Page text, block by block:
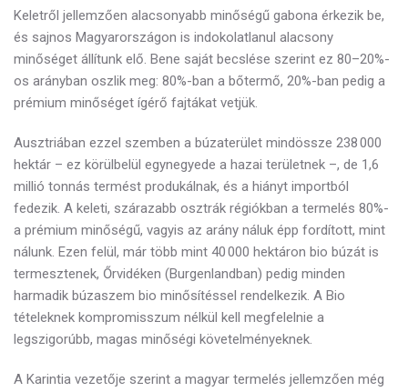
Keletről jellemzően alacsonyabb minőségű gabona érkezik be,
és sajnos Magyarországon is indokolatlanul alacsony
minőséget állítunk elő. Bene saját becslése szerint ez 80–20%-
os arányban oszlik meg: 80%-ban a bőtermő, 20%-ban pedig a
prémium minőséget ígérő fajtákat vetjük.
Ausztriában ezzel szemben a búzaterület mindössze 238 000
hektár – ez körülbelül egynegyede a hazai területnek –, de 1,6
millió tonnás termést produkálnak, és a hiányt importból
fedezik. A keleti, szárazabb osztrák régiókban a termelés 80%-
a prémium minőségű, vagyis az arány náluk épp fordított, mint
nálunk. Ezen felül, már több mint 40 000 hektáron bio búzát is
termesztenek, Őrvidéken (Burgenlandban) pedig minden
harmadik búzaszem bio minősítéssel rendelkezik. A Bio
tételeknek kompromisszum nélkül kell megfelelnie a
legszigorúbb, magas minőségi követelményeknek.
A Karintia vezetője szerint a magyar termelés jellemzően még